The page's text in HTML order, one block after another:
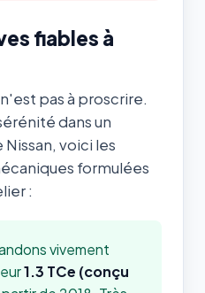
fiables à
pas à proscrire.
dans un
voici les
formulées
:
vivement
1.3 TCe (conçu